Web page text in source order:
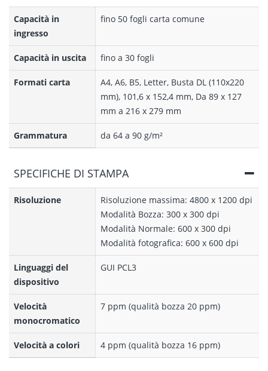
Capacità in
ingresso
fino 50 fogli carta comune
Capacità in uscita fino a 30 fogli
Formati carta
A4, A6, B5, Letter, Busta DL (110x220
mm), 101,6 x 152,4 mm, Da 89 x 127
mm a 216 x 279 mm
Grammatura da 64 a 90 g/m²
SPECIFICHE DI STAMPA
Risoluzione
Risoluzione massima: 4800 x 1200 dpi
Modalità Bozza: 300 x 300 dpi
Modalità Normale: 600 x 300 dpi
Modalità fotografica: 600 x 600 dpi
Linguaggi del
dispositivo
GUI PCL3
Velocità
monocromatico
7 ppm (qualità bozza 20 ppm)
Velocità a colori 4 ppm (qualità bozza 16 ppm)